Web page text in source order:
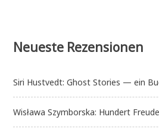
Neueste Rezensionen
Siri Hustvedt: Ghost Stories — ein
Wisława Szymborska: Hundert